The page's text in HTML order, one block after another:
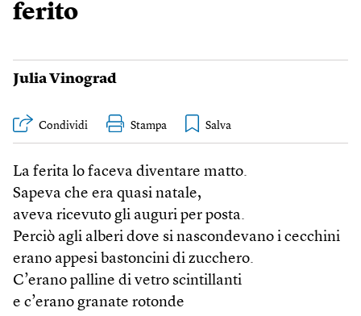
ferito
Julia Vinograd
Condividi Stampa
La ferita lo faceva diventare matto.
Sapeva che era quasi natale,
aveva ricevuto gli auguri per posta.
Perciò agli alberi dove si nascondevano i cecchini
erano appesi bastoncini di zucchero.
C’erano palline di vetro scintillanti
e c’erano granate rotonde